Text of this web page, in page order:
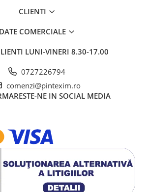
CLIENTI
DATE COMERCIALE
LUNI-VINERI 8.30-17.00
0727226794
comenzi@pintexim.ro
NE IN SOCIAL MEDIA